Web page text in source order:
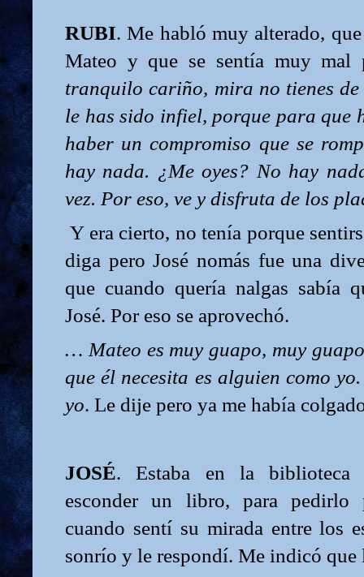
RUBI. Me habló muy alterado,
Mateo y que se sentía muy
tranquilo cariño, mira no tienes
le has sido infiel, porque para que
haber un compromiso que se
hay nada. ¿Me oyes? No hay
vez. Por eso, ve y disfruta de los
Y era cierto, no tenía porque
diga pero José nomás fue una
que cuando quería nalgas sabía
José. Por eso se aprovechó.
… Mateo es muy guapo, muy
que él necesita es alguien como
yo. Le dije pero ya me había
JOSÉ. Estaba en la biblioteca
esconder un libro, para pedirlo
cuando sentí su mirada entre los
sonrío y le respondí. Me indicó